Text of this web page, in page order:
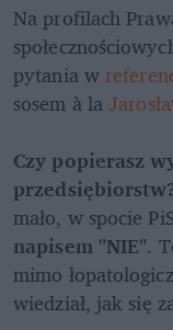
Na profilach
pytania w
sosem à la
Czy popierasz
mało, w spocie
napisem "NIE".
mimo
wiedział, jak się